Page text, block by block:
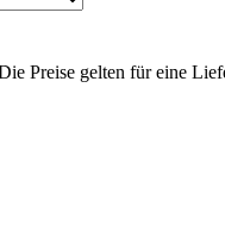
Preise gelten für eine